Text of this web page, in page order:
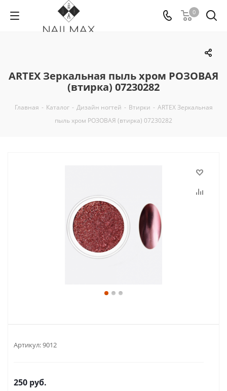
0
ARTEX Зеркальная пыль хром РОЗОВАЯ
(втирка) 07230282
Главная - Каталог - Дизайн ногтей - Втирки - ARTEX Зеркальная
пыль хром РОЗОВАЯ (втирка) 07230282
Артикул:9012
250 руб.